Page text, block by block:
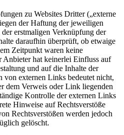
zu Websites Dritter („externe
der Haftung der jeweiligen
erstmaligen Verknüpfung der
daraufhin überprüft, ob etwaige
Zeitpunkt waren keine
Anbieter hat keinerlei Einfluss auf
und auf die Inhalte der
von externen Links bedeutet nicht,
dem Verweis oder Link liegenden
Kontrolle der externen Links
Hinweise auf Rechtsverstöße
Rechtsverstößen werden jedoch
gelöscht.